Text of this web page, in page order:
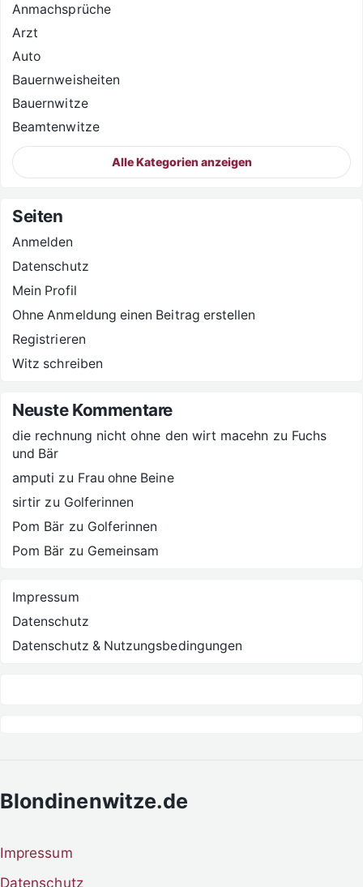
Anmachsprüche
Arzt
Auto
Bauernweisheiten
Bauernwitze
Beamtenwitze
Alle Kategorien anzeigen
Seiten
Anmelden
Datenschutz
Mein Profil
Ohne Anmeldung einen Beitrag erstellen
Registrieren
Witz schreiben
Neuste Kommentare
die rechnung nicht ohne den wirt macehn zu Fuchs
und Bär
amputi zu Frau ohne Beine
sirtir zu Golferinnen
Pom Bär zu Golferinnen
Pom Bär zu Gemeinsam
Impressum
Datenschutz
Datenschutz & Nutzungsbedingungen
Blondinenwitze.de
Impressum
Datenschutz